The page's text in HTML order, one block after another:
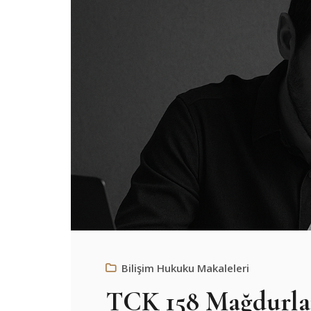
Bilişim Hukuku Makaleleri
TCK 158